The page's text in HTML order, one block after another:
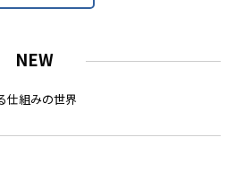
NEW
仕組みの世界